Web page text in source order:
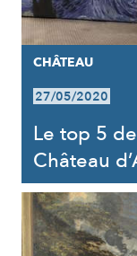
CHÂTEAU
27/05/2020
Le top 5
Château